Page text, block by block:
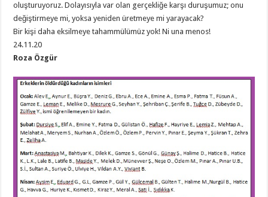
oluşturuyoruz. Dolayısıyla var olan gerçekliğe karşı duruşumuz; onu
değiştirmeye mi, yoksa yeniden üretmeye mi yarayacak?
Bir kişi daha eksilmeye tahammülümüz yok! Ni una menos!
24.11.20
Roza Özgür